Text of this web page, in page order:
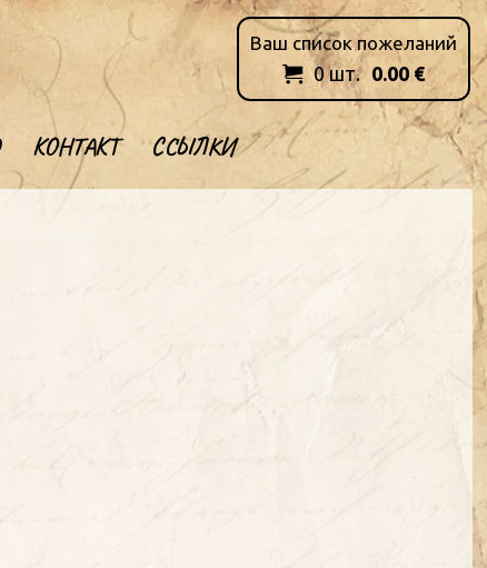
КОНТАКТ ССЫЛКИ
Ваш список пожеланий
 0шт. 0.00 €